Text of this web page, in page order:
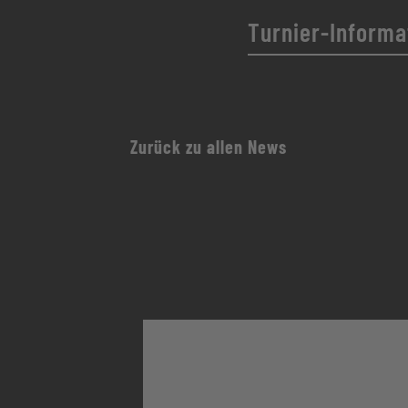
Turnier-
teilnehmt. Ein Dank
Zurück zu allen News